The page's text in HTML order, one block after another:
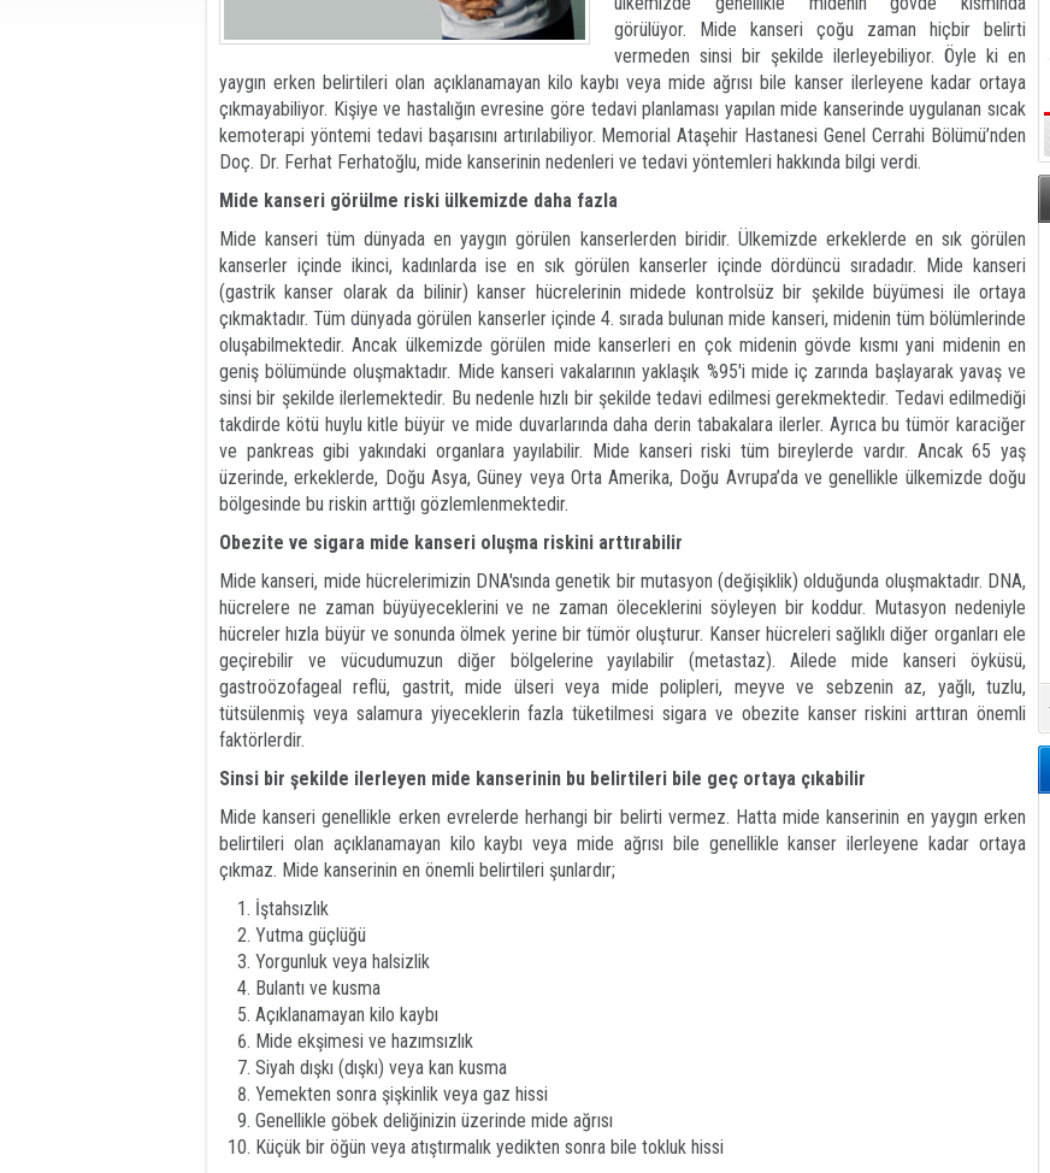
görülüyor. Mide kanseri çoğu zaman hiçbir belirti
vermeden sinsi bir şekilde ilerleyebiliyor. Öyle ki en
yaygın erken belirtileri olan açıklanamayan kilo kaybı veya mide ağrısı bile kanser ilerleyene kadar ortaya
çıkmayabiliyor. Kişiye ve hastalığın evresine göre tedavi planlaması yapılan mide kanserinde uygulanan sıcak
kemoterapi yöntemi tedavi başarısını artırılabiliyor. Memorial Ataşehir Hastanesi Genel Cerrahi Bölümü’nden
Doç. Dr. Ferhat Ferhatoğlu, mide kanserinin nedenleri ve tedavi yöntemleri hakkında bilgi verdi.
Mide kanseri görülme riski ülkemizde daha fazla
Mide kanseri tüm dünyada en yaygın görülen kanserlerden biridir. Ülkemizde erkeklerde en sık görülen
kanserler içinde ikinci, kadınlarda ise en sık görülen kanserler içinde dördüncü sıradadır. Mide kanseri
(gastrik kanser olarak da bilinir) kanser hücrelerinin midede kontrolsüz bir şekilde büyümesi ile ortaya
çıkmaktadır. Tüm dünyada görülen kanserler içinde 4. sırada bulunan mide kanseri, midenin tüm bölümlerinde
oluşabilmektedir. Ancak ülkemizde görülen mide kanserleri en çok midenin gövde kısmı yani midenin en
geniş bölümünde oluşmaktadır. Mide kanseri vakalarının yaklaşık %95'i mide iç zarında başlayarak yavaş ve
sinsi bir şekilde ilerlemektedir. Bu nedenle hızlı bir şekilde tedavi edilmesi gerekmektedir. Tedavi edilmediği
takdirde kötü huylu kitle büyür ve mide duvarlarında daha derin tabakalara ilerler. Ayrıca bu tümör karaciğer
ve pankreas gibi yakındaki organlara yayılabilir. Mide kanseri riski tüm bireylerde vardır. Ancak 65 yaş
üzerinde, erkeklerde, Doğu Asya, Güney veya Orta Amerika, Doğu Avrupa’da ve genellikle ülkemizde doğu
bölgesinde bu riskin arttığı gözlemlenmektedir.
Obezite ve sigara mide kanseri oluşma riskini arttırabilir
Mide kanseri, mide hücrelerimizin DNA'sında genetik bir mutasyon (değişiklik) olduğunda oluşmaktadır. DNA,
hücrelere ne zaman büyüyeceklerini ve ne zaman öleceklerini söyleyen bir koddur. Mutasyon nedeniyle
hücreler hızla büyür ve sonunda ölmek yerine bir tümör oluşturur. Kanser hücreleri sağlıklı diğer organları ele
geçirebilir ve vücudumuzun diğer bölgelerine yayılabilir (metastaz). Ailede mide kanseri öyküsü,
gastroözofageal reflü, gastrit, mide ülseri veya mide polipleri, meyve ve sebzenin az, yağlı, tuzlu,
tütsülenmiş veya salamura yiyeceklerin fazla tüketilmesi sigara ve obezite kanser riskini arttıran önemli
faktörlerdir.
Sinsi bir şekilde ilerleyen mide kanserinin bu belirtileri bile geç ortaya çıkabilir
Mide kanseri genellikle erken evrelerde herhangi bir belirti vermez. Hatta mide kanserinin en yaygın erken
belirtileri olan açıklanamayan kilo kaybı veya mide ağrısı bile genellikle kanser ilerleyene kadar ortaya
çıkmaz. Mide kanserinin en önemli belirtileri şunlardır;
İştahsızlık
Yutma güçlüğü
Yorgunluk veya halsizlik
Bulantı ve kusma
Açıklanamayan kilo kaybı
Mide ekşimesi ve hazımsızlık
Siyah dışkı (dışkı) veya kan kusma
Yemekten sonra şişkinlik veya gaz hissi
Genellikle göbek deliğinizin üzerinde mide ağrısı
Küçük bir öğün veya atıştırmalık yedikten sonra bile tokluk hissi